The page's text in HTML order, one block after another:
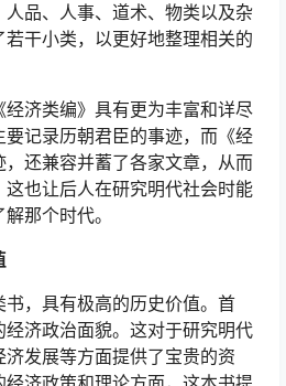
品、人事、道术、物类以及杂
干小类，以更好地整理相关的
济类编》具有更为丰富和详尽
记录历朝君臣的事迹，而《经
还兼容并蓄了各家文章，从而
也让后人在研究明代社会时能
那个时代。
书，具有极高的历史价值。首
济政治面貌。这对于研究明代
发展等方面提供了宝贵的资